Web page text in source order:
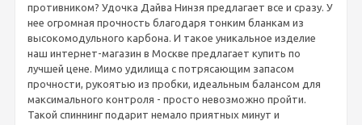
противником? Удочка Дайва Нинзя предлагает все и сразу. У
нее огромная прочность благодаря тонким бланкам из
высокомодульного карбона. И такое уникальное изделие
наш интернет-магазин в Москве предлагает купить по
лучшей цене. Мимо удилища с потрясающим запасом
прочности, рукоятью из пробки, идеальным балансом для
максимального контроля - просто невозможно пройти.
Такой спиннинг подарит немало приятных минут и